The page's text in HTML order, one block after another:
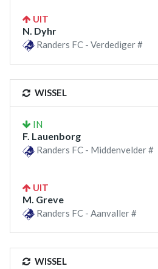
UIT
N. Dyhr
Randers FC - Verdediger #
WISSEL
IN
F. Lauenborg
Randers FC - Middenvelder #
UIT
M. Greve
Randers FC - Aanvaller #
WISSEL